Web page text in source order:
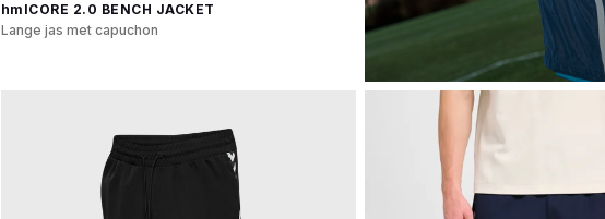
hmlCORE 2.0 BENCH JACKET
Lange jas met capuchon